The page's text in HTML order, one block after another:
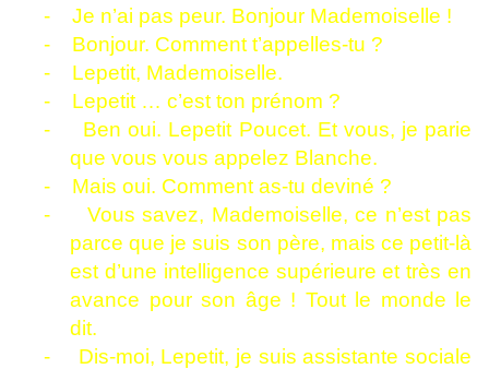
-
Je n’ai pas peur. Bonjour Mademoiselle !
-
Bonjour. Comment t’appelles-tu ?
-
Lepetit, Mademoiselle.
-
Lepetit … c’est ton prénom ?
-
Ben oui. Lepetit Poucet. Et vous, je parie
que vous vous appelez Blanche.
-
Mais oui. Comment as-tu deviné ?
-
Vous savez, Mademoiselle, ce n’est pas
parce que je suis son père, mais ce petit-là
est d’une intelligence supérieure et très en
avance pour son âge ! Tout le monde le
dit.
-
Dis-moi, Lepetit, je suis assistante sociale